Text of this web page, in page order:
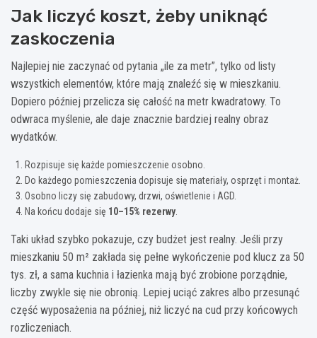
Jak liczyć koszt, żeby uniknąć
zaskoczenia
Najlepiej nie zaczynać od pytania „ile za metr”, tylko od listy
wszystkich elementów, które mają znaleźć się w mieszkaniu.
Dopiero później przelicza się całość na metr kwadratowy. To
odwraca myślenie, ale daje znacznie bardziej realny obraz
wydatków.
Rozpisuje się każde pomieszczenie osobno.
Do każdego pomieszczenia dopisuje się materiały, osprzęt i montaż.
Osobno liczy się zabudowy, drzwi, oświetlenie i AGD.
Na końcu dodaje się 10–15% rezerwy.
Taki układ szybko pokazuje, czy budżet jest realny. Jeśli przy
mieszkaniu 50 m² zakłada się pełne wykończenie pod klucz za 50
tys. zł, a sama kuchnia i łazienka mają być zrobione porządnie,
liczby zwykle się nie obronią. Lepiej uciąć zakres albo przesunąć
część wyposażenia na później, niż liczyć na cud przy końcowych
rozliczeniach.